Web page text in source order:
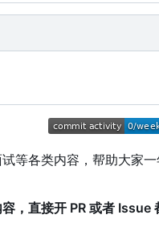
等各类内容，帮助大家
，直接开 PR 或者 Issue